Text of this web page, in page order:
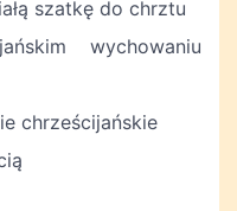
szatkę do chrztu
wychowaniu
chrześcijańskie